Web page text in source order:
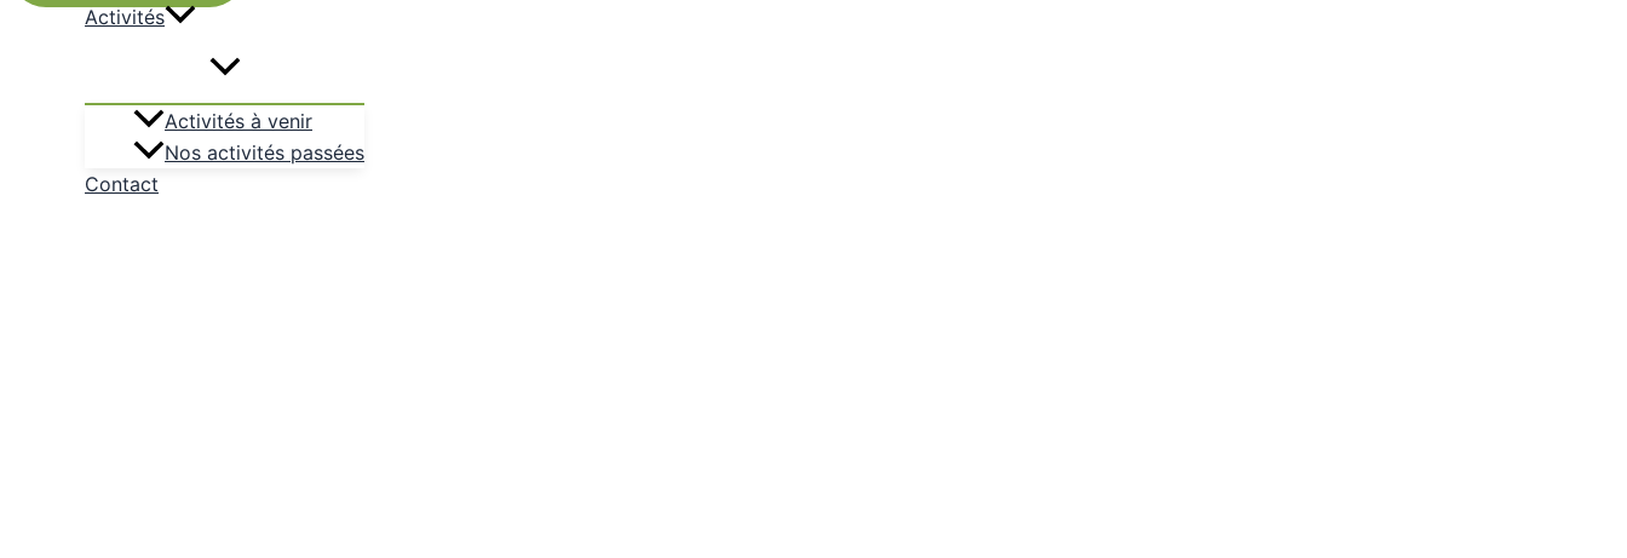
Activités
Activités à venir
Nos activités passées
Contact